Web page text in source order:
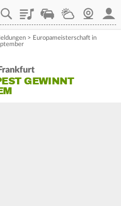
PlaylistStaupilotWetterWebcam
> Europameisterschaft in
GEWINNT